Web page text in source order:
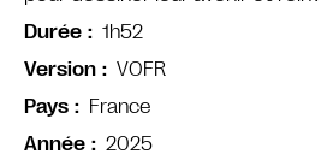
Durée
1h52
Version
VOFR
Pays
France
Année
2025